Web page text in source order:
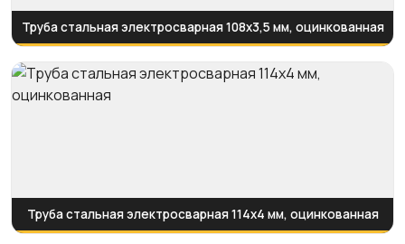
Труба стальная электросварная 108x3,5 мм, оцинкованная
Труба стальная электросварная 114x4 мм, оцинкованная